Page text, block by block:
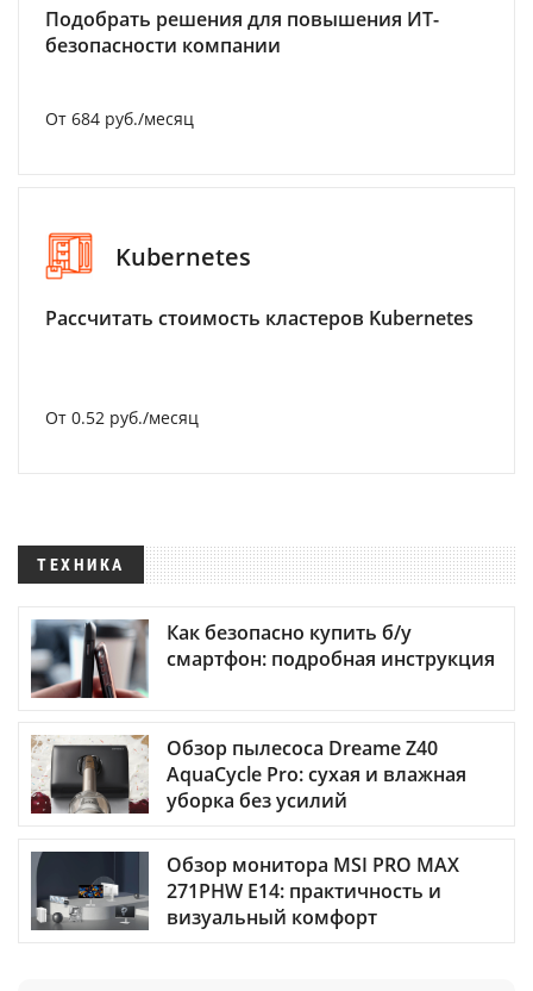
Подобрать решения для повышения ИТ-
безопасности компании
От 684 руб./месяц
Kubernetes
Рассчитать стоимость кластеров Kubernetes
От 0.52 руб./месяц
ТЕХНИКА
Как безопасно купить б/у
смартфон: подробная инструкция
Обзор пылесоса Dreame Z40
AquaCycle Pro: сухая и влажная
уборка без усилий
Обзор монитора MSI PRO MAX
271PHW E14: практичность и
визуальный комфорт